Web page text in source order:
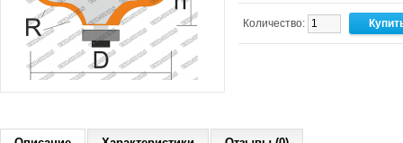
Количество: